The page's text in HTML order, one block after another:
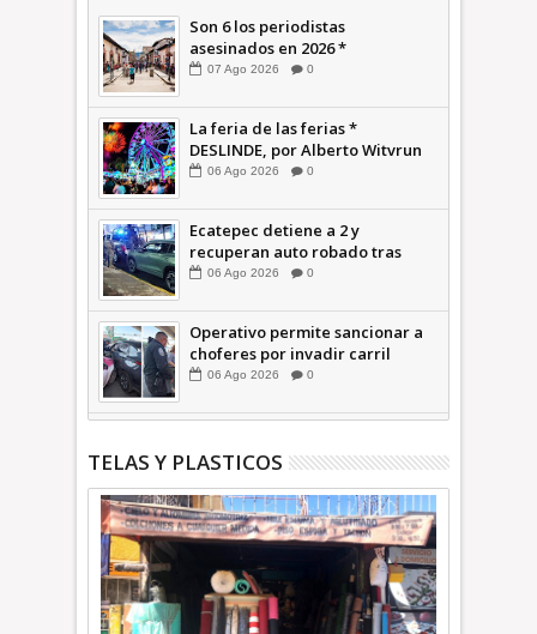
Son 6 los periodistas
asesinados en 2026 *
COMENTARIO A TIEMPO
07 Ago 2026 0
La feria de las ferias *
DESLINDE, por Alberto Witvrun
06 Ago 2026 0
Ecatepec detiene a 2 y
recuperan auto robado tras
operativo con Tecámac +Video
06 Ago 2026 0
Operativo permite sancionar a
choferes por invadir carril
confinado: Ecatepec +Video |
06 Ago 2026 0
TELAS Y PLASTICOS